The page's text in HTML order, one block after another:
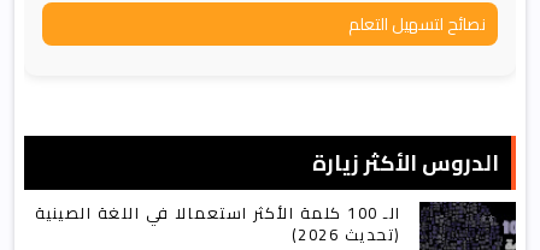
نصائح لتسهيل التعلم
الدروس الأكثر زيارة
الـ 100 كلمة الأكثر استعمالا في اللغة الصينية
(تحديث 2026)